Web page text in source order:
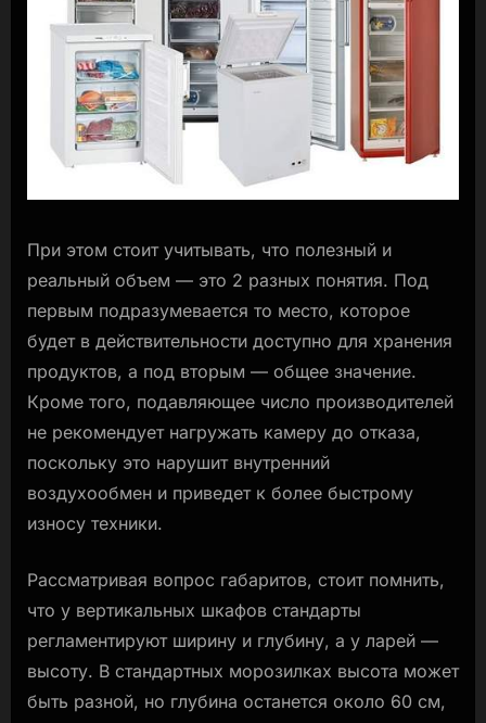
При этом стоит учитывать, что полезный и
реальный объем — это 2 разных понятия. Под
первым подразумевается то место, которое
будет в действительности доступно для хранения
продуктов, а под вторым — общее значение.
Кроме того, подавляющее число производителей
не рекомендует нагружать камеру до отказа,
поскольку это нарушит внутренний
воздухообмен и приведет к более быстрому
износу техники.
Рассматривая вопрос габаритов, стоит помнить,
что у вертикальных шкафов стандарты
регламентируют ширину и глубину, а у ларей —
высоту. В стандартных морозилках высота может
быть разной, но глубина останется около 60 см,